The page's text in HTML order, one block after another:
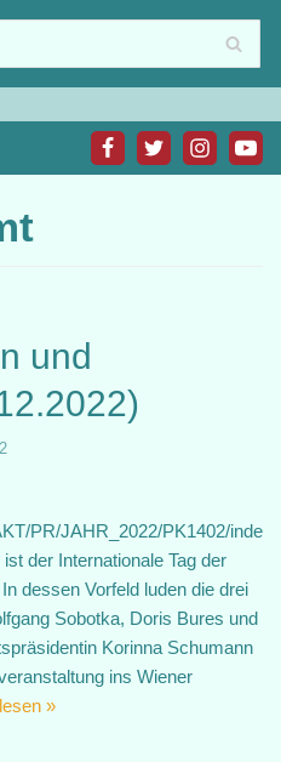
und
PR/JAHR_2022/PK1402/inde
der Internationale Tag der
dessen Vorfeld luden die drei
Sobotka, Doris Bures und
Korinna Schumann
ins Wiener
»